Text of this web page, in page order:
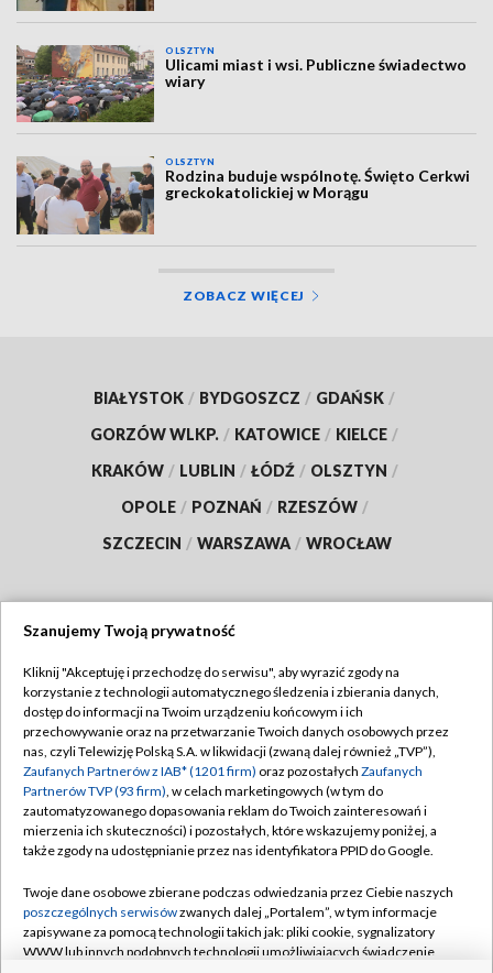
OLSZTYN
Ulicami miast i wsi. Publiczne świadectwo
wiary
OLSZTYN
Rodzina buduje wspólnotę. Święto Cerkwi
greckokatolickiej w Morągu
ZOBACZ WIĘCEJ
BIAŁYSTOK / BYDGOSZCZ / GDAŃSK /
GORZÓW WLKP. / KATOWICE / KIELCE /
KRAKÓW / LUBLIN / ŁÓDŹ / OLSZTYN /
OPOLE / POZNAŃ / RZESZÓW /
SZCZECIN / WARSZAWA / WROCŁAW
TVP
Abonament TVP
Emisja w TVP
Centrum informacji TVP
Naziemna Telewizja Cyfrowa
Rada Programowa
System NOS
Regulamin TVP
Polityka prywatności
Moje zgody
Pomoc
Kontakt
Szanujemy Twoją prywatność
Kliknij "Akceptuję i przechodzę do serwisu", aby wyrazić zgody na
korzystanie z technologii automatycznego śledzenia i zbierania danych,
dostęp do informacji na Twoim urządzeniu końcowym i ich
przechowywanie oraz na przetwarzanie Twoich danych osobowych przez
nas, czyli Telewizję Polską S.A. w likwidacji (zwaną dalej również „TVP”),
Zaufanych Partnerów z IAB* (1201 firm) oraz pozostałych Zaufanych
Partnerów TVP (93 firm), w celach marketingowych (w tym do
zautomatyzowanego dopasowania reklam do Twoich zainteresowań i
mierzenia ich skuteczności) i pozostałych, które wskazujemy poniżej, a
także zgody na udostępnianie przez nas identyfikatora PPID do Google.
Twoje dane osobowe zbierane podczas odwiedzania przez Ciebie naszych
poszczególnych serwisówzwanych dalej „Portalem”, w tym informacje
zapisywane za pomocą technologii takich jak: pliki cookie, sygnalizatory
WWW lub innych podobnych technologii umożliwiających świadczenie